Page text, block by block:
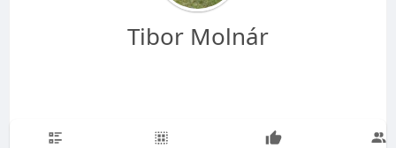
Tibor Molnár